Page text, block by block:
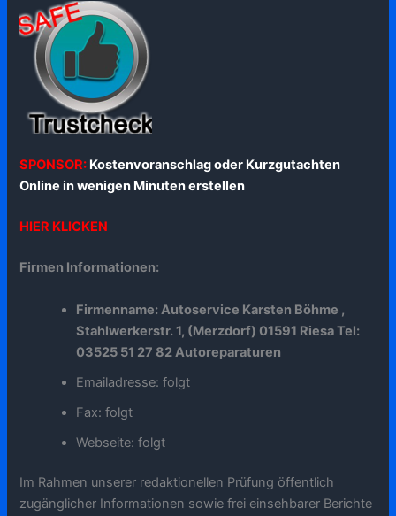
SPONSOR: Kostenvoranschlag oder Kurzgutachten
Online in wenigen Minuten erstellen
HIER KLICKEN
Firmen Informationen:
Firmenname: Autoservice Karsten Böhme ,
Stahlwerkerstr. 1, (Merzdorf) 01591 Riesa Tel:
03525 51 27 82 Autoreparaturen
Emailadresse: folgt
Fax: folgt
Webseite: folgt
Im Rahmen unserer redaktionellen Prüfung öffentlich
zugänglicher Informationen sowie frei einsehbarer Berichte